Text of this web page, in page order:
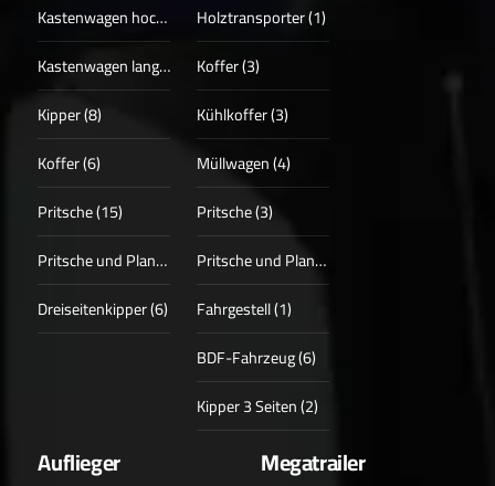
Kastenwagen hoch + lang (13)
Kastenwagen lang (4)
Kipper (8)
Koffer (6)
Pritsche (15)
Pritsche und Plane (3)
Dreiseitenkipper (6)
Holztransporter (1)
Koffer (3)
Kühlkoffer (3)
Müllwagen (4)
Pritsche (3)
Pritsche und Plane (1)
Fahrgestell (1)
BDF-Fahrzeug (6)
Kipper 3 Seiten (2)
Auflieger Megatrailer